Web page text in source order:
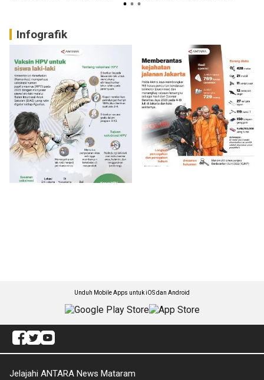
Infografik
Unduh Mobile Apps untuk iOS dan Android
Jelajahi ANTARA News Mataram